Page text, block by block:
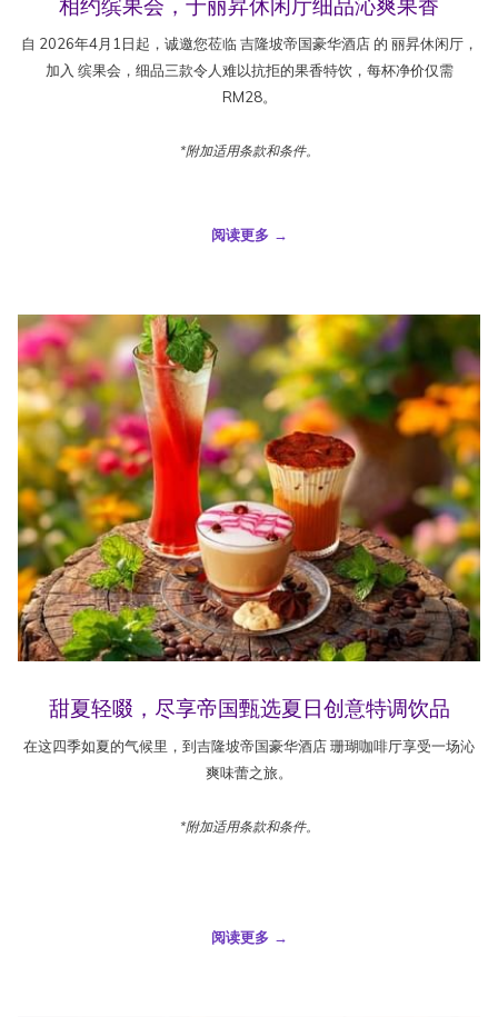
相约缤果会，于丽昇休闲厅细品沁爽果香
自 2026年4月1日起，诚邀您莅临 吉隆坡帝国豪华酒店 的 丽昇休闲厅，
加入 缤果会，细品三款令人难以抗拒的果香特饮，每杯净价仅需
RM28。
*附加适用条款和条件。
阅读更多
甜夏轻啜，尽享帝国甄选夏日创意特调饮品
在这四季如夏的气候里，到吉隆坡帝国豪华酒店 珊瑚咖啡厅享受一场沁
爽味蕾之旅。
*附加适用条款和条件。
阅读更多